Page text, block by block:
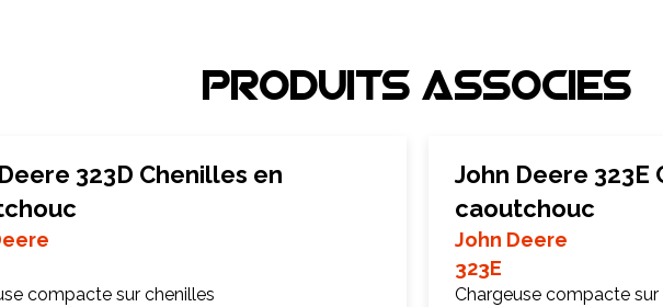
Produits associEs
323D Chenilles en
compacte sur chenilles
John Deere 323E
caoutchouc
John Deere
323E
Chargeuse compacte sur